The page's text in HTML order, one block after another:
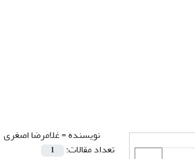
نویسنده =غلامرضا اصغری
تعداد مقالات:
1